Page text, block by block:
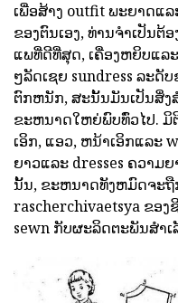
ເພື່ອສ້າງ outfit ພະຍາດແ
ຂອງຕົນເອງ, ທ່ານຈໍາເປັນ
ແພທີ່ດີທີ່ສຸດ, ເຄື່ອງຫຍິບແລ
ໆລັດເຊຍ sundress ລະດັ
ຕົກຫນັກ, ສະນັ້ນມັນເປັນສິ່ງ
ຂະຫນາດໃຫຍ່ພົບທົ່ວໄປ.
ເອິກ, ແອວ, ຫນ້າເອິກແລະ
ຍາວແລະ dresses ຄວາມ
ນັ້ນ, ຂະຫນາດທັງຫມົດຈະຖື
rascherchivaetsya ຂອ
sewn ກັບຜະລິດຕະພັນສໍາເ